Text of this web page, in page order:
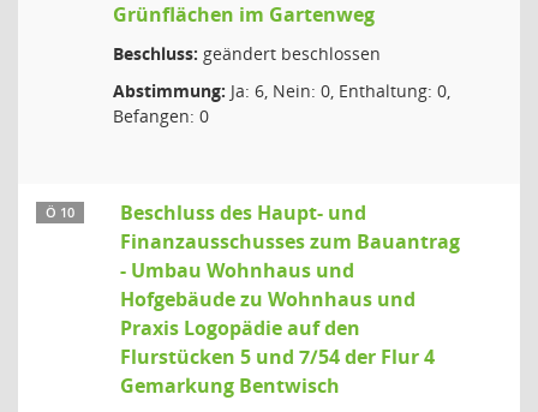
Grünflächen im Gartenweg
Beschluss: geändert beschlossen
Abstimmung: Ja: 6, Nein: 0, Enthaltung: 0,
Befangen: 0
Ö 10
Beschluss des Haupt- und
Finanzausschusses zum Bauantrag
- Umbau Wohnhaus und
Hofgebäude zu Wohnhaus und
Praxis Logopädie auf den
Flurstücken 5 und 7/54 der Flur 4
Gemarkung Bentwisch